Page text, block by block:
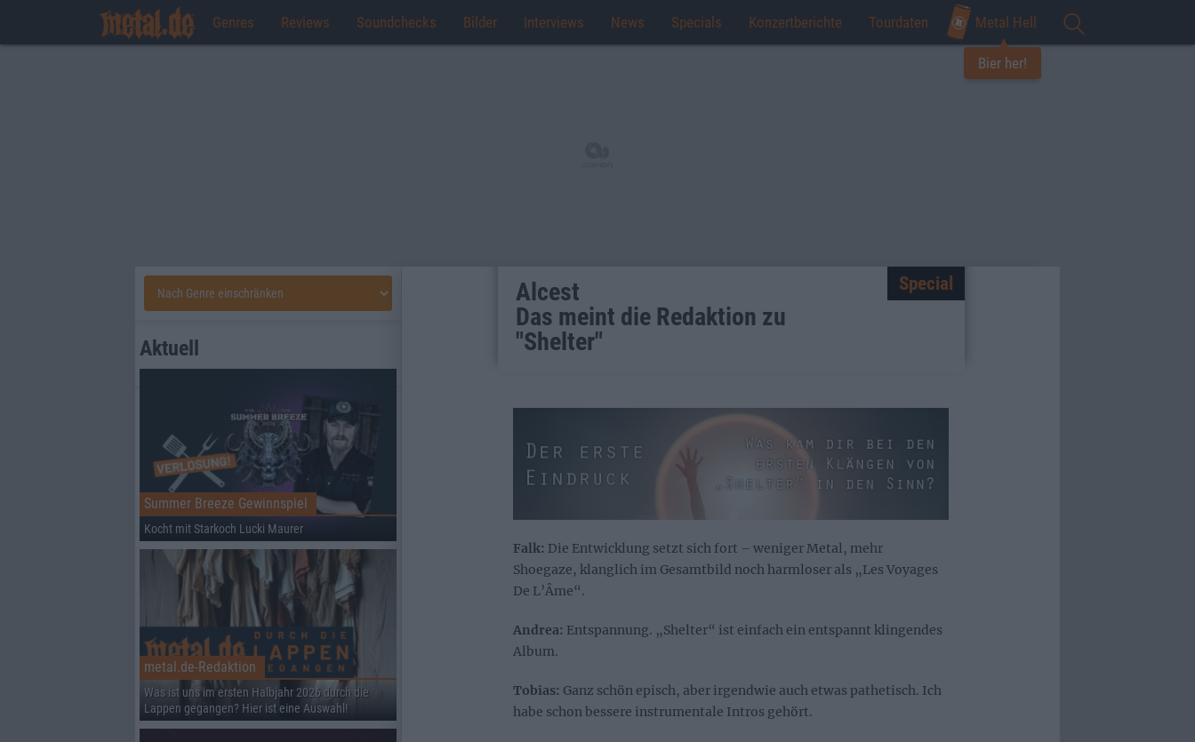
Genres Reviews Soundchecks Bilder Interviews News Specials Konzertberichte Tourdaten Metal Hell
Bier her!
Alcest
Das meint die Redaktion zu
"Shelter"
Special
Falk: Die Entwicklung setzt sich fort – weniger Metal, mehr
Shoegaze, klanglich im Gesamtbild noch harmloser als „Les Voyages
De L’Âme“.
Andrea: Entspannung. „Shelter“ ist einfach ein entspannt klingendes
Album.
Tobias: Ganz schön episch, aber irgendwie auch etwas pathetisch. Ich
habe schon bessere instrumentale Intros gehört.
Aktuell
Summer Breeze Gewinnspiel
Kocht mit Starkoch Lucki Maurer
metal.de-Redaktion
Was ist uns im ersten Halbjahr 2026 durch die
Lappen gegangen? Hier ist eine Auswahl!